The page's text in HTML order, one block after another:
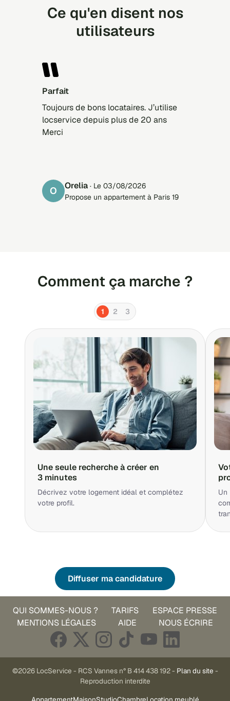
Ce qu'en disent nos
utilisateurs
Parfait
Toujours de bons locataires. J’utilise
locservice depuis plus de 20 ans
Merci
O Orelia · Le 03/08/2026
Propose un appartement à Paris 19
Comment ça marche ?
1 2 3
Une seule recherche à créer en
3 minutes
Décrivez votre logement idéal et complétez
votre profil.
Un
Diffuser ma candidature
QUI SOMMES-NOUS ? TARIFS
ESPACE PRESSE
MENTIONS LÉGALES
AIDE NOUS ÉCRIRE
©2026 LocService - RCS Vannes n° B 414 438 192 - Plan du site -
Reproduction interdite